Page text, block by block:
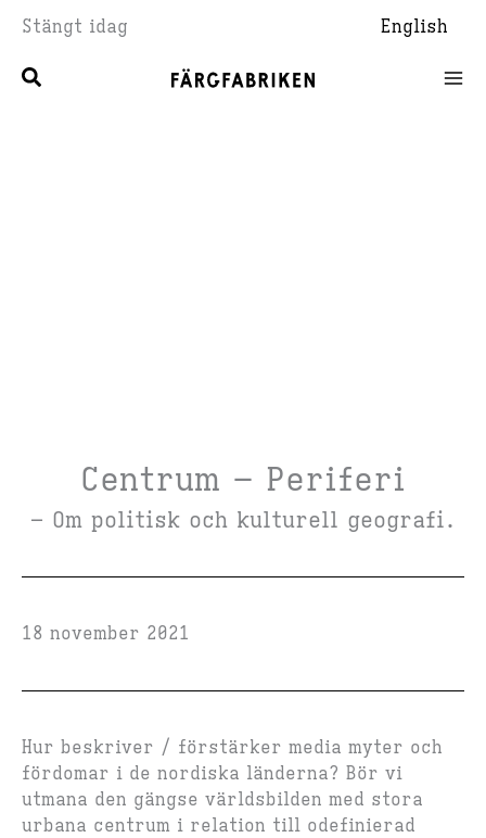
till
innehåll
Stängt idag English
Centrum – Periferi
– Om politisk och kulturell geografi.
18 november 2021
Hur beskriver / förstärker media myter och
fördomar i de nordiska länderna? Bör vi
utmana den gängse världsbilden med stora
urbana centrum i relation till odefinierad